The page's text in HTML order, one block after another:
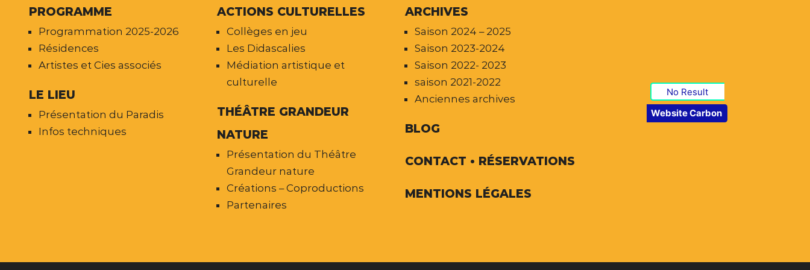
PROGRAMME
Programmation 2025-2026
Résidences
Artistes et Cies associés
LE LIEU
Présentation du Paradis
Infos techniques
ACTIONS CULTURELLES
Collèges en jeu
Les Didascalies
Médiation artistique et
culturelle
THÉÂTRE GRANDEUR
NATURE
Présentation du Théâtre
Grandeur nature
Créations – Coproductions
Partenaires
ARCHIVES
Saison 2024 – 2025
Saison 2023-2024
Saison 2022- 2023
saison 2021-2022
Anciennes archives
BLOG
CONTACT • RÉSERVATIONS
MENTIONS LÉGALES
No Result
Website Carbon